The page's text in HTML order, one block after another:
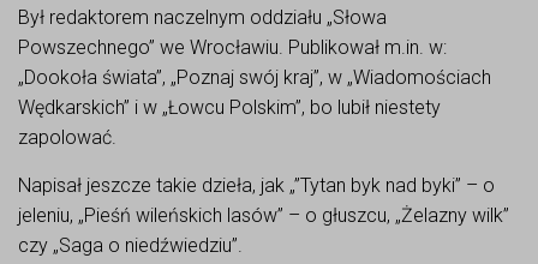
Był redaktorem naczelnym oddziału „Słowa
Powszechnego” we Wrocławiu. Publikował m.in. w:
„Dookoła świata”, „Poznaj swój kraj”, w „Wiadomościach
Wędkarskich” i w „Łowcu Polskim”, bo lubił niestety
zapolować.
Napisał jeszcze takie dzieła, jak „”Tytan byk nad byki” – o
jeleniu, „Pieśń wileńskich lasów” – o głuszcu, „Żelazny wilk”
czy „Saga o niedźwiedziu”.